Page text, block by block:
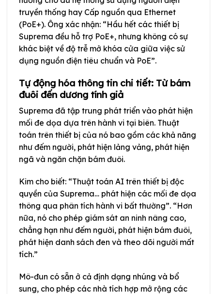
truyền thống hay Cấp nguồn qua Ethernet
(PoE+). Ông xác nhận: “Hầu hết các thiết bị
Suprema đều hỗ trợ PoE+, nhưng không có sự
khác biệt về độ trễ mở khóa cửa giữa việc sử
dụng nguồn điện tiêu chuẩn và PoE”.
Tự động hóa thông tin chi tiết: Từ bám
đuôi đến dương tính giả
Suprema đã tập trung phát triển vào phát hiện
mối đe dọa dựa trên hành vi tại biên. Thuật
toán trên thiết bị của nó bao gồm các khả năng
như đếm người, phát hiện lảng vảng, phát hiện
ngã và ngăn chặn bám đuôi.
Kim cho biết: “Thuật toán AI trên thiết bị độc
quyền của Suprema… phát hiện các mối đe dọa
thông qua phân tích hành vi bất thường”. “Hơn
nữa, nó cho phép giám sát an ninh nâng cao,
chẳng hạn như đếm người, phát hiện bám đuôi,
phát hiện danh sách đen và theo dõi người mất
tích.”
Mô-đun có sẵn ở cả định dạng nhúng và bổ
sung, cho phép các nhà tích hợp mở rộng các